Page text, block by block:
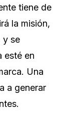
tiene de
la misión,
y se
esté en
Una
a generar